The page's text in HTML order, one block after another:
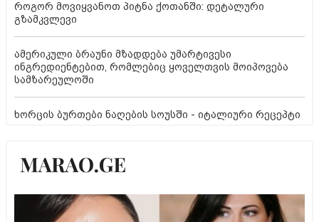
როგორ მოვიყვანოთ პიტნა ქოთანში: დეტალური
გზამკვლევი
ამერიკული ბრაუნი მზადდება უმარტივესი
ინგრედიენტებით, რომლებიც ყოველთვის მოიპოვება
სამზარეულოში
ხორცის ბურთები ნაღების სოუსში - იტალიური რეცეპტი